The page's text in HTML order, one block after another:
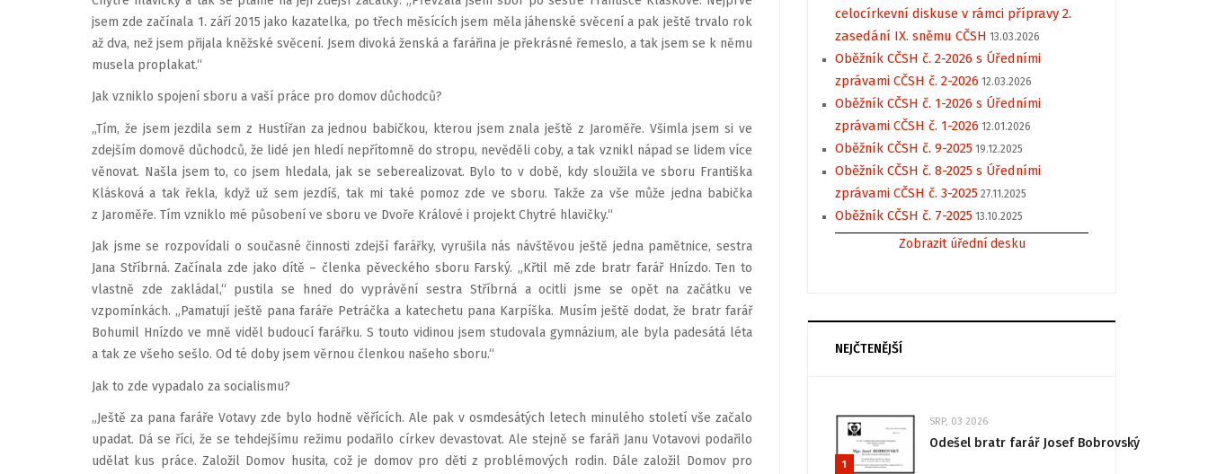
jsem zde začínala 1. září 2015 jako kazatelka, po třech měsících jsem měla jáhenské svěcení a pak ještě trvalo rok
až dva, než jsem přijala kněžské svěcení. Jsem divoká ženská a farářina je překrásné řemeslo, a tak jsem se k němu
musela proplakat.“
Jak vzniklo spojení sboru a vaší práce pro domov důchodců?
„Tím, že jsem jezdila sem z Hustířan za jednou babičkou, kterou jsem znala ještě z Jaroměře. Všimla jsem si ve
zdejším domově důchodců, že lidé jen hledí nepřítomně do stropu, nevěděli coby, a tak vznikl nápad se lidem více
věnovat. Našla jsem to, co jsem hledala, jak se seberealizovat. Bylo to v době, kdy sloužila ve sboru Františka
Klásková a tak řekla, když už sem jezdíš, tak mi také pomoz zde ve sboru. Takže za vše může jedna babička
z Jaroměře. Tím vzniklo mé působení ve sboru ve Dvoře Králové i projekt Chytré hlavičky.“
Jak jsme se rozpovídali o současné činnosti zdejší farářky, vyrušila nás návštěvou ještě jedna pamětnice, sestra
Jana Stříbrná. Začínala zde jako dítě – členka pěveckého sboru Farský. „Křtil mě zde bratr farář Hnízdo. Ten to
vlastně zde zakládal,“ pustila se hned do vyprávění sestra Stříbrná a ocitli jsme se opět na začátku ve
vzpomínkách. „Pamatují ještě pana faráře Petráčka a katechetu pana Karpíška. Musím ještě dodat, že bratr farář
Bohumil Hnízdo ve mně viděl budoucí farářku. S touto vidinou jsem studovala gymnázium, ale byla padesátá léta
a tak ze všeho sešlo. Od té doby jsem věrnou členkou našeho sboru.“
Jak to zde vypadalo za socialismu?
„Ještě za pana faráře Votavy zde bylo hodně věřících. Ale pak v osmdesátých letech minulého století vše začalo
upadat. Dá se říci, že se tehdejšímu režimu podařilo církev devastovat. Ale stejně se faráři Janu Votavovi podařilo
udělat kus práce. Založil Domov husita, což je domov pro děti z problémových rodin. Dále založil Domov pro
celocírkevní diskuse v rámci přípravy 2.
zasedání IX. sněmu CČSH 13.03.2026
Oběžník CČSH č. 2-2026 s Úředními
zprávami CČSH č. 2-2026 12.03.2026
Oběžník CČSH č. 1-2026 s Úředními
zprávami CČSH č. 1-2026 12.01.2026
Oběžník CČSH č. 9-2025 19.12.2025
Oběžník CČSH č. 8-2025 s Úředními
zprávami CČSH č. 3-2025 27.11.2025
Oběžník CČSH č. 7-2025 13.10.2025
Zobrazit úřední desku
NEJČTENĚJŠÍ
1
SRP, 03 2026
Odešel bratr farář Josef Bobrovský